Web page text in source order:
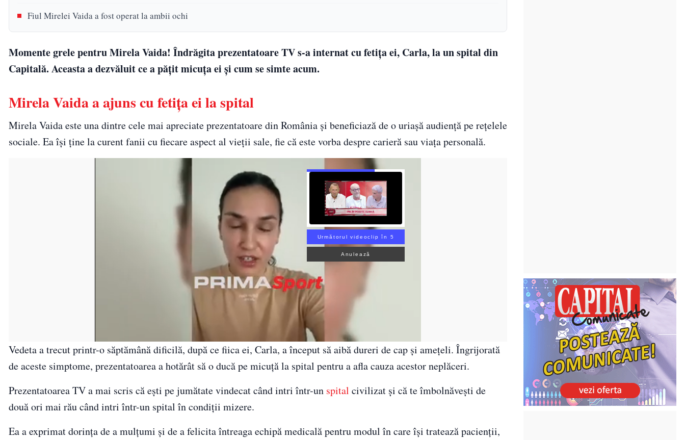
Fiul Mirelei Vaida a fost operat la ambii ochi
Momente grele pentru Mirela Vaida! Îndrăgita prezentatoare TV s-a internat cu fetița ei, Carla, la un spital din
Capitală. Aceasta a dezvăluit ce a pățit micuța ei și cum se simte acum.
Mirela Vaida a ajuns cu fetița ei la spital
Mirela Vaida este una dintre cele mai apreciate prezentatoare din România și beneficiază de o uriașă audiență pe rețelele
sociale. Ea își ține la curent fanii cu fiecare aspect al vieții sale, fie că este vorba despre carieră sau viața personală.
Următorul videoclip în 3
Anulează
Vedeta a trecut printr-o săptămână dificilă, după ce fiica ei, Carla, a început să aibă dureri de cap și amețeli. Îngrijorată
de aceste simptome, prezentatoarea a hotărât să o ducă pe micuță la spital pentru a afla cauza acestor neplăceri.
Prezentatoarea TV a mai scris că ești pe jumătate vindecat când intri într-un spital civilizat și că te îmbolnăvești de
două ori mai rău când intri într-un spital în condiții mizere.
Ea a exprimat dorința de a mulțumi și de a felicita întreaga echipă medicală pentru modul în care își tratează pacienții,